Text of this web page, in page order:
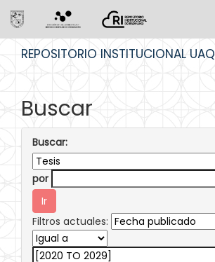
REPOSITORIO INSTITUCIONAL UAQ
Buscar
Buscar:
por
Filtros actuales: